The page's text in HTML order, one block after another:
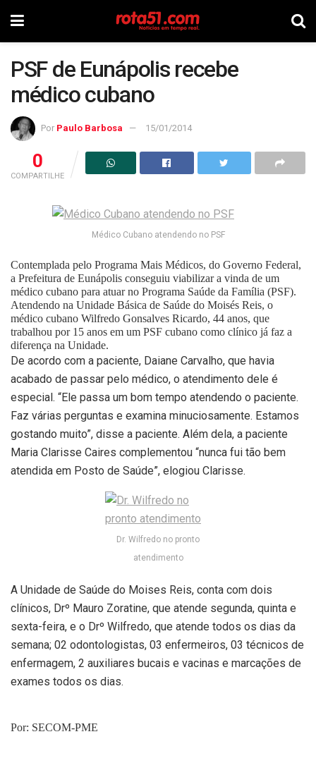
PSF de Eunápolis recebe
médico cubano
Por Paulo Barbosa 15/01/2014
0
COMPARTILHE
Médico Cubano atendendo no PSF
Contemplada pelo Programa Mais Médicos, do Governo Federal,
a Prefeitura de Eunápolis conseguiu viabilizar a vinda de um
médico cubano para atuar no Programa Saúde da Família (PSF).
Atendendo na Unidade Básica de Saúde do Moisés Reis, o
médico cubano Wilfredo Gonsalves Ricardo, 44 anos, que
trabalhou por 15 anos em um PSF cubano como clínico já faz a
diferença na Unidade.
De acordo com a paciente, Daiane Carvalho, que havia
acabado de passar pelo médico, o atendimento dele é
especial. “Ele passa um bom tempo atendendo o paciente.
Faz várias perguntas e examina minuciosamente. Estamos
gostando muito”, disse a paciente. Além dela, a paciente
Maria Clarisse Caires complementou “nunca fui tão bem
atendida em Posto de Saúde”, elogiou Clarisse.
Dr. Wilfredo no pronto
atendimento
A Unidade de Saúde do Moises Reis, conta com dois
clínicos, Drº Mauro Zoratine, que atende segunda, quinta e
sexta-feira, e o Drº Wilfredo, que atende todos os dias da
semana; 02 odontologistas, 03 enfermeiros, 03 técnicos de
enfermagem, 2 auxiliares bucais e vacinas e marcações de
exames todos os dias.
Por: SECOM-PME